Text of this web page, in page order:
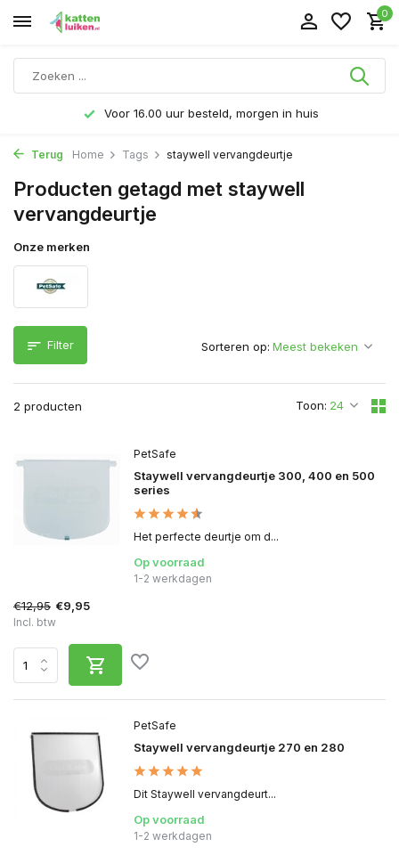
0
Voor 16.00 uur besteld, morgen in huis
Terug Home Tags staywell vervangdeurtje
Producten getagd met staywell
vervangdeurtje
Onze merken
Filter
2 producten Toon:
Sorteren op:
PetSafe
Staywell vervangdeurtje 270 en 280
Dit Staywell vervangdeurt...
Op voorraad
1-2 werkdagen
PetSafe
Staywell vervangdeurtje 300, 400 en 500
series
Het perfecte deurtje om d...
Op voorraad
1-2 werkdagen
€12,95 €9,95
Incl. btw